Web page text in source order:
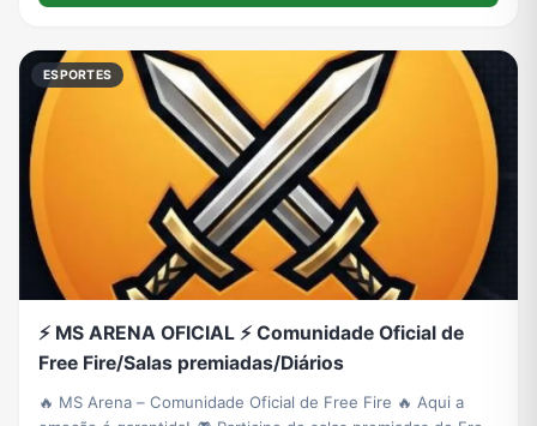
ESPORTES
⚡ MS ARENA OFICIAL ⚡ Comunidade Oficial de
Free Fire/Salas premiadas/Diários
🔥 MS Arena – Comunidade Oficial de Free Fire 🔥 Aqui a